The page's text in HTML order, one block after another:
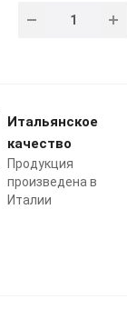
Итальянское
качество
Продукция
произведена в
Италии